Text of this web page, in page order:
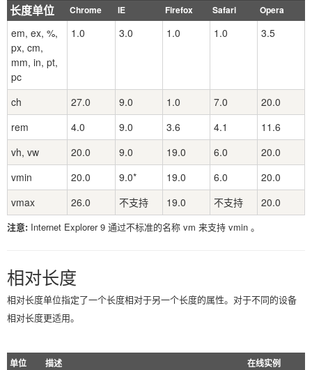
长度单位 Chrome IE Firefox Safari Opera
em, ex, %,
px, cm,
mm, in, pt,
pc
1.0 3.0 1.0 1.0 3.5
ch 27.0 9.0 1.0 7.0
20.0
rem
4.0 9.0 3.6 4.1
11.6
vh, vw
20.0 9.0 19.0 6.0
20.0
vmin
20.0 9.0* 19.0 6.0
20.0
vmax
26.0 不支持 19.0 不支持 20.0
注意: Internet Explorer 9 通过不标准的名称 vm 来支持 vmin 。
相对长度
相对长度单位指定了一个长度相对于另一个长度的属性。对于不同的设备
相对长度更适用。
单位 描述 在线实例